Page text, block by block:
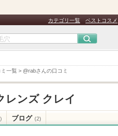
ミ一覧 > @rabさんの口コミ
カテゴリ一覧 ベストコスメ
ンズ クレイ
ブログ (2)